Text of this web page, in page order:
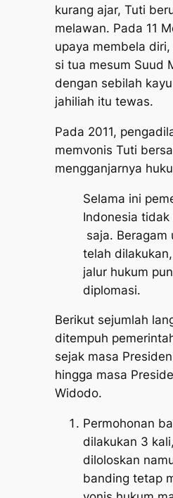
kurang ajar, Tuti
melawan. Pada 11
upaya membela
si tua mesum Suud
dengan sebilah
jahiliah itu tewas.
Pada 2011,
memvonis Tuti
mengganjarnya
Selama ini
Indonesia tidak
saja. Beragam
telah
jalur hukum pun
diplomasi.
Berikut sejumlah
ditempuh
sejak masa
hingga masa
Widodo.
Permohonan
dilakukan 3
diloloskan
banding tetap